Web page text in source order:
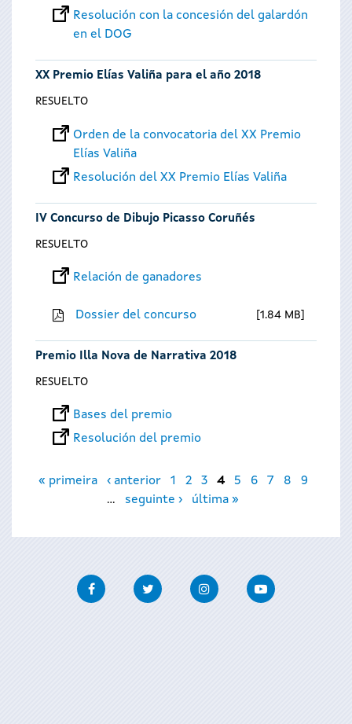
Resolución con la concesión del galardón
en el DOG
XX Premio Elías Valiña para el año 2018
RESUELTO
Orden de la convocatoria del XX Premio
Elías Valiña
Resolución del XX Premio Elías Valiña
IV Concurso de Dibujo Picasso Coruñés
RESUELTO
Relación de ganadores
Dossier del concurso 1.84 MB
Premio Illa Nova de Narrativa 2018
RESUELTO
Bases del premio
Resolución del premio
Páginas
« primeira ‹ anterior 1 2 3 4 5 6 7 8
9
…
seguinte › última »
FacebookTwitter InstagramYoutube